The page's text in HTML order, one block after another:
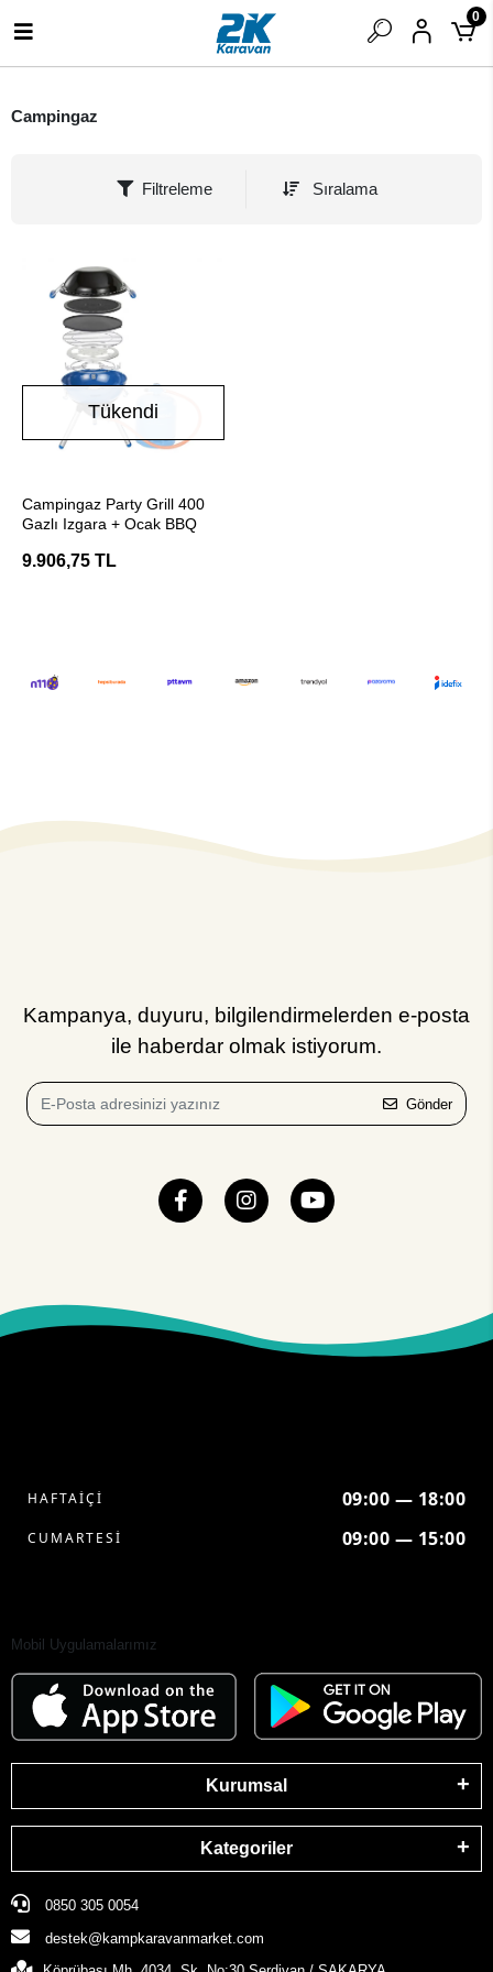
0
Campingaz
Filtreleme Sıralama
Tükendi
Campingaz Party Grill 400
Gazlı Izgara + Ocak BBQ
9.906,75 TL
Kampanya, duyuru, bilgilendirmelerden e-posta
ile haberdar olmak istiyorum.
Gönder
HAFTAİÇİ 09:00 — 18:00
CUMARTESİ 09:00 — 15:00
Mobil Uygulamalarımız
Kurumsal
Kategoriler
0850 305 0054
destek@kampkaravanmarket.com